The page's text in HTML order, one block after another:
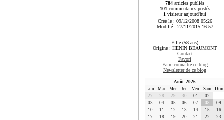
784 articles publiés
101 commentaires postés
1 visiteur aujourd'hui
Créé le : 09/12/2008 05:26
Modifié : 27/11/2015 16:57
Fille (58 ans)
Origine : HENIN BEAUMONT
Contact
Favori
Faire connaître ce blog
Newsletter de ce blog
Août 2026
Lun
Mar Mer Jeu Ven Sam
Dim
27
28 29 30 01
02
03
04 05 06 07 08
09
10
11 12 13 14 15
16
17
18 19 20 21 22
23